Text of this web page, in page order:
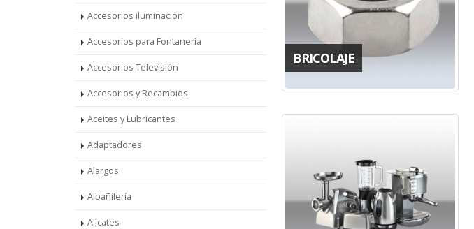
Accesorios iluminación
Accesorios para Fontanería
Accesorios Televisión
Accesorios y Recambios
Aceites y Lubricantes
Adaptadores
Alargos
Albañilería
Alicates
BRICOLAJE